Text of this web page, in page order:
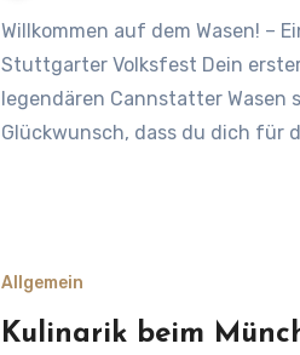
Willkommen auf dem Wasen! – Ein Guide für das
Stuttgarter Volksfest Dein
legendären Cannstatter Wasen
Glückwunsch, dass du dich für
Allgemein
Kulinarik beim